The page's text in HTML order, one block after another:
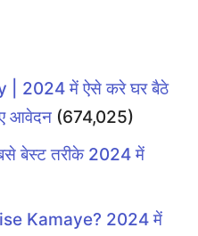
| 2024 में ऐसे करे घर बैठे
आवेदन (674,025)
बेस्ट तरीके 2024 में
Kamaye? 2024 में